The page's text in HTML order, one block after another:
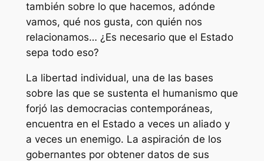
también sobre lo que hacemos, adónde
vamos, qué nos gusta, con quién nos
relacionamos… ¿Es necesario que el Estado
sepa todo eso?
La libertad individual, una de las bases
sobre las que se sustenta el humanismo que
forjó las democracias contemporáneas,
encuentra en el Estado a veces un aliado y
a veces un enemigo. La aspiración de los
gobernantes por obtener datos de sus